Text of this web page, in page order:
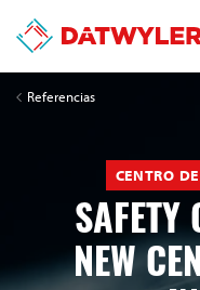
Referencias
CENTRO
SAFETY
NEW